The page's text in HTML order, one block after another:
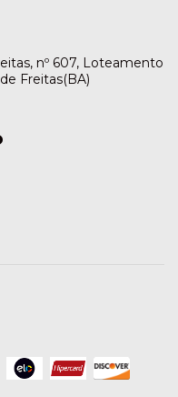
nº 607, Loteamento
Freitas(BA)